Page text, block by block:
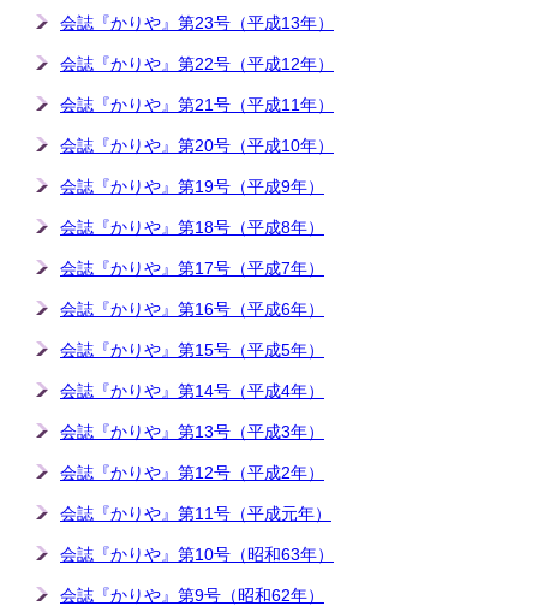
会誌『かりや』第23号（平成13年）
会誌『かりや』第22号（平成12年）
会誌『かりや』第21号（平成11年）
会誌『かりや』第20号（平成10年）
会誌『かりや』第19号（平成9年）
会誌『かりや』第18号（平成8年）
会誌『かりや』第17号（平成7年）
会誌『かりや』第16号（平成6年）
会誌『かりや』第15号（平成5年）
会誌『かりや』第14号（平成4年）
会誌『かりや』第13号（平成3年）
会誌『かりや』第12号（平成2年）
会誌『かりや』第11号（平成元年）
会誌『かりや』第10号（昭和63年）
会誌『かりや』第9号（昭和62年）